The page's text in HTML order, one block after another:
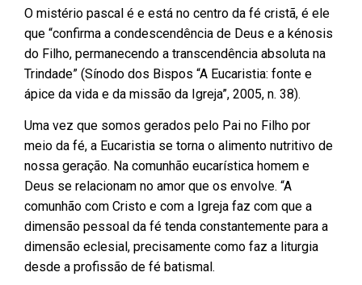
O mistério pascal é e está no centro da fé cristã, é ele
que “confirma a condescendência de Deus e a kénosis
do Filho, permanecendo a transcendência absoluta na
Trindade” (Sínodo dos Bispos “A Eucaristia: fonte e
ápice da vida e da missão da Igreja”, 2005, n. 38).
Uma vez que somos gerados pelo Pai no Filho por
meio da fé, a Eucaristia se torna o alimento nutritivo de
nossa geração. Na comunhão eucarística homem e
Deus se relacionam no amor que os envolve. “A
comunhão com Cristo e com a Igreja faz com que a
dimensão pessoal da fé tenda constantemente para a
dimensão eclesial, precisamente como faz a liturgia
desde a profissão de fé batismal.